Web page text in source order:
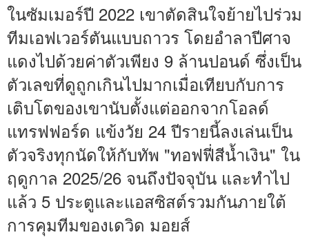
ในซัมเมอร์ปี 2022 เขาตัดสินใจย้ายไปร่วม
ทีมเอฟเวอร์ตันแบบถาวร โดยอำลาปีศาจ
แดงไปด้วยค่าตัวเพียง 9 ล้านปอนด์ ซึ่งเป็น
ตัวเลขที่ดูถูกเกินไปมากเมื่อเทียบกับการ
เติบโตของเขานับตั้งแต่ออกจากโอลด์
แทรฟฟอร์ด แข้งวัย 24 ปีรายนี้ลงเล่นเป็น
ตัวจริงทุกนัดให้กับทัพ "ทอฟฟี่สีน้ำเงิน" ใน
ฤดูกาล 2025/26 จนถึงปัจจุบัน และทำไป
แล้ว 5 ประตูและแอสซิสต์รวมกันภายใต้
การคุมทีมของเดวิด มอยส์